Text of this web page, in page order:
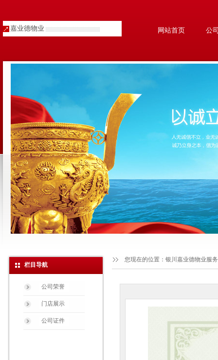
嘉业德物业 网站首页
公
您现在的位置： 银川嘉业德物业服
栏目导航
公司荣誉
门店展示
公司证件